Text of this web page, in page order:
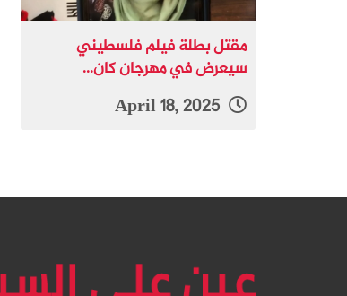
مقتل بطلة فيلم فلسطيني
سيعرض في مهرجان كان...